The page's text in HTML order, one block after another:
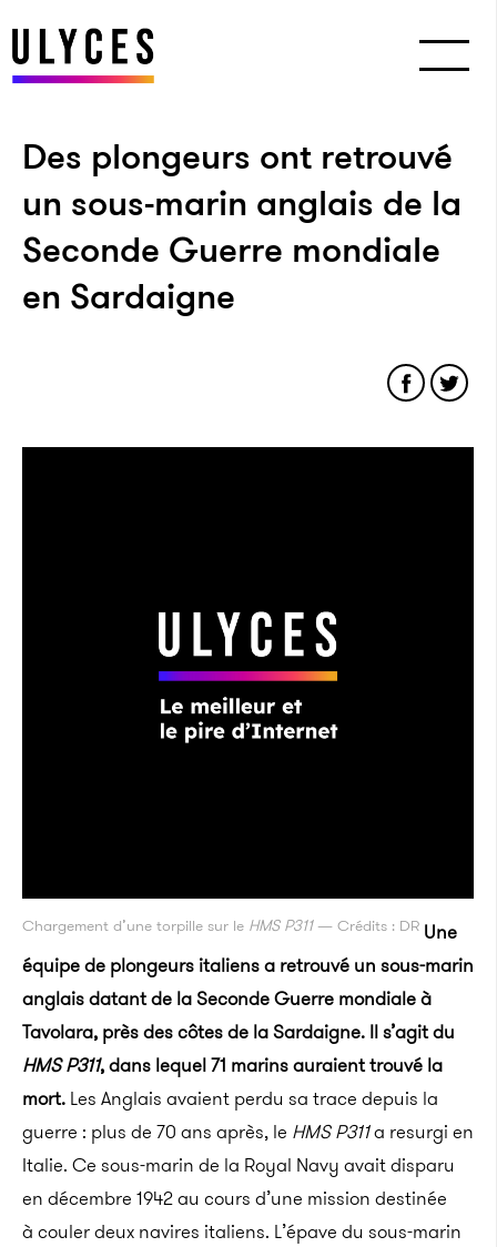
Des plongeurs ont retrouvé
un sous-marin anglais de la
Seconde Guerre mondiale
en Sardaigne
Chargement d’une torpille sur le HMS P311— Crédits : DR Une
équipe de plongeurs italiens a retrouvé un sous-marin
anglais datant de la Seconde Guerre mondiale à
Tavolara, près des côtes de la Sardaigne. Il s’agit du
HMS P311, dans lequel 71 marins auraient trouvé la
mort. Les Anglais avaient perdu sa trace depuis la
guerre : plus de 70 ans après, le HMS P311a resurgi en
Italie. Ce sous-marin de la Royal Navy avait disparu
en décembre 1942 au cours d’une mission destinée
à couler deux navires italiens. L’épave du sous-marin